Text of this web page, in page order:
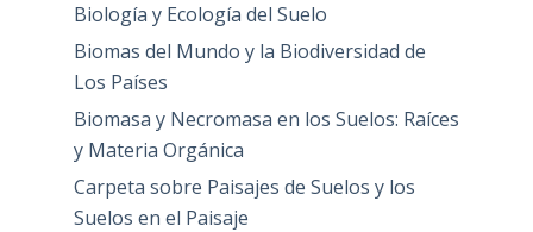
Biología y Ecología del Suelo
Biomas del Mundo y la Biodiversidad de
Los Países
Biomasa y Necromasa en los Suelos: Raíces
y Materia Orgánica
Carpeta sobre Paisajes de Suelos y los
Suelos en el Paisaje